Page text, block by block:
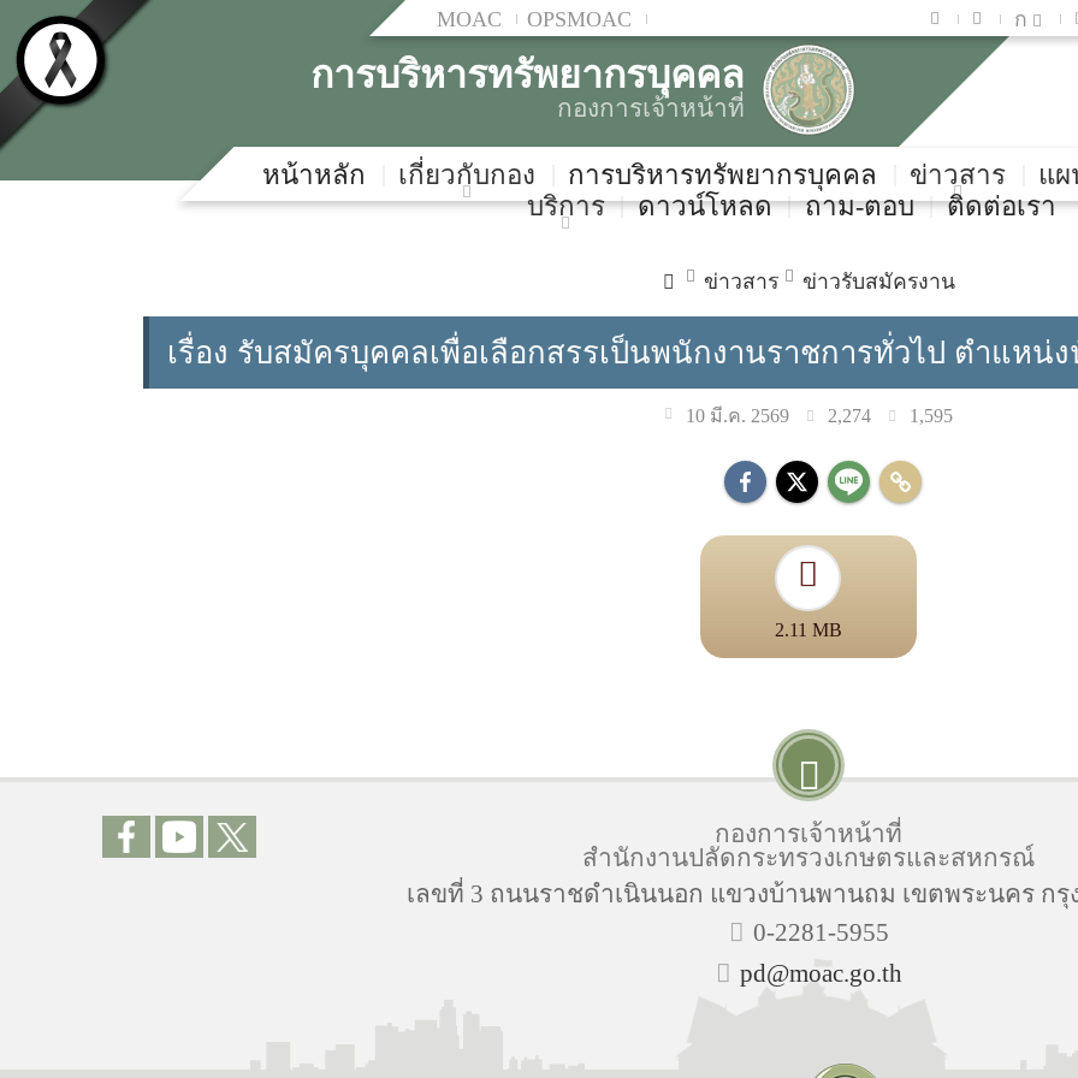
MOAC OPSMOAC ก
การบริหารทรัพยากรบุคคล
กองการเจ้าหน้าที่
หน้าหลัก เกี่ยวกับกอง การบริหารทรัพยากรบุคคล ข่าวสาร
แผ
บริการ
ดาวน์โหลด ถาม-ตอบ ติดต่อเรา
ข่าวสาร ข่าวรับสมัครงาน
เรื่อง รับสมัครบุคคลเพื่อเลือกสรรเป็นพนักงานราชการทั่วไป ตำแหน่
10 มี.ค. 2569 2,274 1,595
2.11 MB
กองการเจ้าหน้าที่
สำนักงานปลัดกระทรวงเกษตรและสหกรณ์
เลขที่ 3 ถนนราชดำเนินนอก แขวงบ้านพานถม เขตพระนคร กรุ
0-2281-5955
pd@moac.go.th